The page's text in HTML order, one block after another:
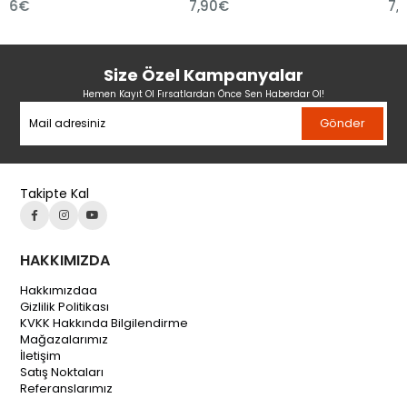
Size Özel Kampanyalar
Hemen Kayıt Ol Fırsatlardan Önce Sen Haberdar Ol!
Gönder
Takipte Kal
HAKKIMIZDA
Hakkımızdaa
Gizlilik Politikası
KVKK Hakkında Bilgilendirme
Mağazalarımız
İletişim
Satış Noktaları
Referanslarımız